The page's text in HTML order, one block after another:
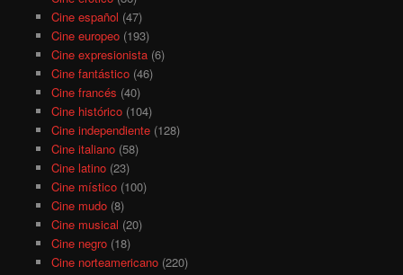
Cine español (47)
Cine europeo(193)
Cine expresionista(6)
Cine fantástico(46)
Cine francés (40)
Cine histórico(104)
Cine independiente(128)
Cine italiano(58)
Cine latino(23)
Cine místico(100)
Cine mudo(8)
Cine musical (20)
Cine negro(18)
Cine norteamericano(220)